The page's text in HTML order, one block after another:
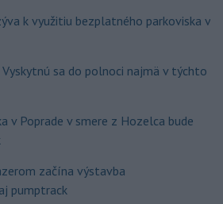
k využitiu bezplatného parkoviska v
Vyskytnú sa do polnoci najmä v týchto
v Poprade v smere z Hozelca bude
začína výstavba
pumptrack